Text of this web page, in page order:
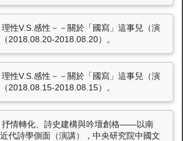
性V.S.感性－－關於「國寫」這事兒（演
2018.08.20-2018.08.20）。
性V.S.感性－－關於「國寫」這事兒（演
2018.08.15-2018.08.15）。
抒情轉化、詩史建構與吟壇創格——以南
代詩學側面（演講），中央研究院中國文